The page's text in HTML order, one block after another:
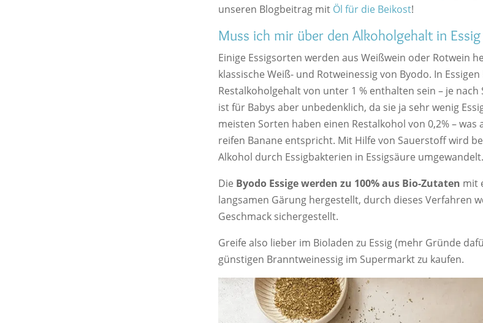
unseren Blogbeitrag mit Öl für die Beikost!
Muss ich mir über den Alkoholgehalt in
Einige Essigsorten werden aus Weißwein oder Rotwein
klassische Weiß- und Rotweinessig von Byodo. In
Restalkoholgehalt von unter 1 % enthalten sein – je nach
ist für Babys aber unbedenklich, da sie ja sehr wenig
meisten Sorten haben einen Restalkohol von 0,2% –
reifen Banane entspricht. Mit Hilfe von Sauerstoff wird
Alkohol durch Essigbakterien in Essigsäure umgewandelt.
Die Byodo Essige werden zu 100% aus Bio-Zutaten mit
langsamen Gärung hergestellt, durch dieses Verfahren
Geschmack sichergestellt.
Greife also lieber im Bioladen zu Essig (mehr Gründe
günstigen Branntweinessig im Supermarkt zu kaufen.